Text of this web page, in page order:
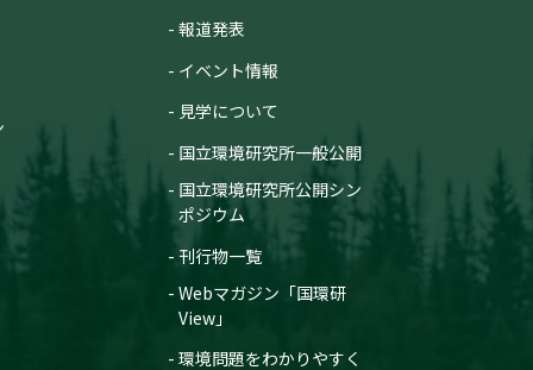
報道発表
イベント情報
見学について
国立環境研究所一般公開
国立環境研究所公開シン
ポジウム
刊行物一覧
Webマガジン「国環研
View」
環境問題をわかりやすく